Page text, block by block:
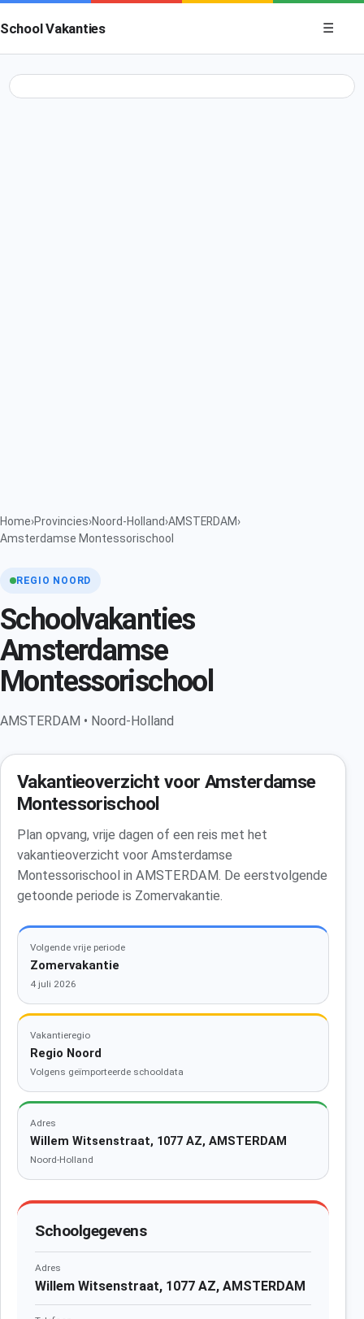
School Vakanties
Menu
☰
Home›Provincies›Noord-Holland›AMSTERDAM›
Amsterdamse Montessorischool
REGIO NOORD
Schoolvakanties
Amsterdamse
Montessorischool
AMSTERDAM • Noord-Holland
Vakantieoverzicht voor Amsterdamse
Montessorischool
Plan opvang, vrije dagen of een reis met het
vakantieoverzicht voor Amsterdamse
Montessorischool in AMSTERDAM. De eerstvolgende
getoonde periode is Zomervakantie.
Volgende vrije periode
Zomervakantie
4 juli 2026
Vakantieregio
Regio Noord
Volgens geïmporteerde schooldata
Adres
Willem Witsenstraat, 1077 AZ, AMSTERDAM
Noord-Holland
Schoolgegevens
Adres
Willem Witsenstraat, 1077 AZ, AMSTERDAM